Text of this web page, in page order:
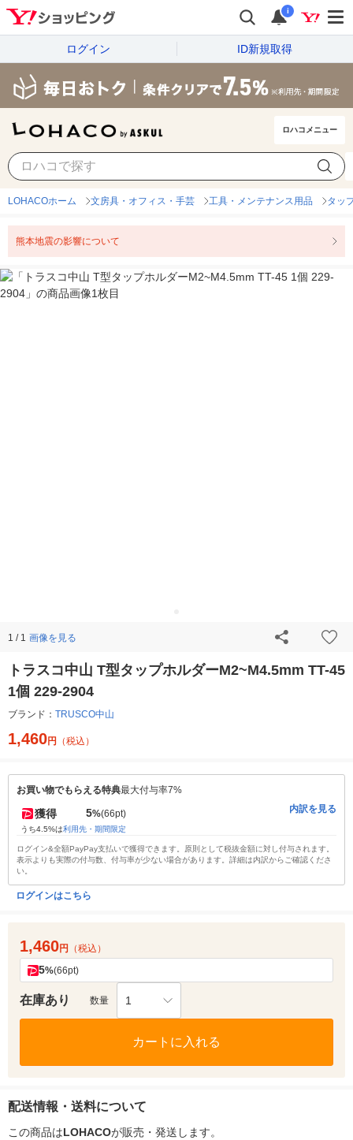
i
ログイン ID新規取得
ロハコメニュー
LOHACOホーム 文房具・オフィス・手芸 工具・メンテナンス用品 タッ
熊本地震の影響について
1 / 1 画像を見る
トラスコ中山 T型タップホルダーM2~M4.5mm TT-45
1個 229-2904
ブランド： TRUSCO中山
1,460円 （税込）
お買い物でもらえる特典最大付与率7%
獲得 5%(66pt)
うち4.5%は利用先・期間限定
内訳を見る
ログイン&全額PayPay支払いで獲得できます。原則として税抜金額に対し付与されます。
表示よりも実際の付与数、付与率が少ない場合があります。詳細は内訳からご確認くださ
い。
ログインはこちら
1,460円 （税込）
5%(66pt)
在庫あり 数量 1
カートに入れる
配送情報・送料について
この商品はLOHACOが販売・発送します。